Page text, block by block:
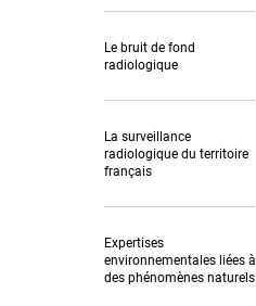
Le bruit de fond
radiologique
La surveillance
radiologique du territoire
français
Expertises
environnementales liées à
des phénomènes naturels